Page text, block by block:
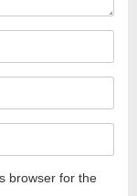
browser for the